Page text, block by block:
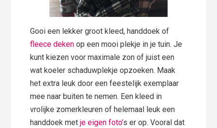
Gooi een lekker groot kleed, handdoek of
fleece deken op een mooi plekje in je tuin. Je
kunt kiezen voor maximale zon of juist een
wat koeler schaduwplekje opzoeken. Maak
het extra leuk door een feestelijk exemplaar
mee naar buiten te nemen. Een kleed in
vrolijke zomerkleuren of helemaal leuk een
handdoek metje eigen foto’s er op. Vooral dat